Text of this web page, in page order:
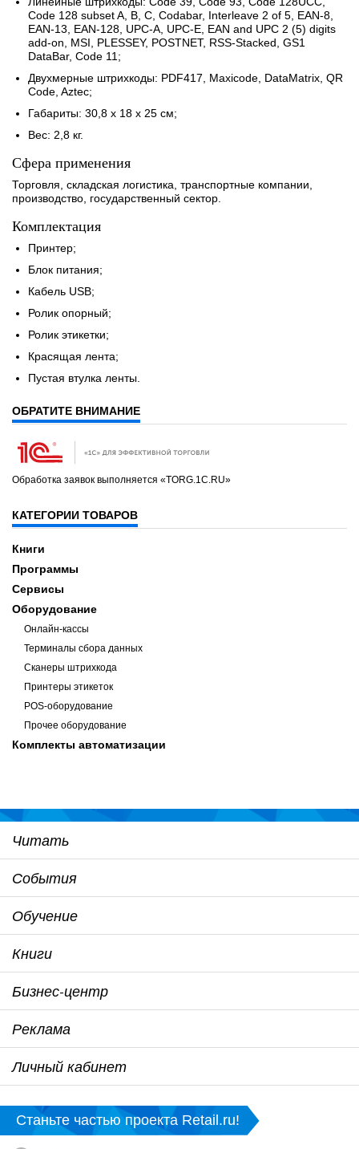
Code 128 subset A, B, C, Codabar, Interleave 2 of 5, EAN-8,
EAN-13, EAN-128, UPC-A, UPC-E, EAN and UPC 2 (5) digits
add-on, MSI, PLESSEY, POSTNET, RSS-Stacked, GS1
DataBar, Code 11;
Двухмерные штрихкоды: PDF417, Maxicode, DataMatrix, QR
Code, Aztec;
Габариты: 30,8 x 18 x 25 см;
Вес: 2,8 кг.
Сфера применения
Торговля, складская логистика, транспортные компании,
производство, государственный сектор.
Комплектация
Принтер;
Блок питания;
Кабель USB;
Ролик опорный;
Ролик этикетки;
Красящая лента;
Пустая втулка ленты.
ОБРАТИТЕ ВНИМАНИЕ
Обработка заявок выполняется «TORG.1C.RU»
КАТЕГОРИИ ТОВАРОВ
Книги
Программы
Сервисы
Оборудование
Онлайн-кассы
Терминалы сбора данных
Сканеры штрихкода
Принтеры этикеток
POS-оборудование
Прочее оборудование
Комплекты автоматизации
Читать
События
Обучение
Книги
Бизнес-центр
Реклама
Личный кабинет
Станьте частью проекта Retail.ru!